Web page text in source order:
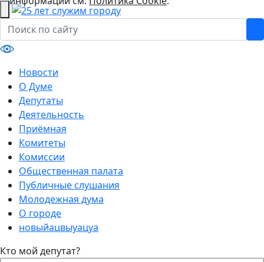
Новости
О Думе
Депутаты
Деятельность
Приёмная
Комитеты
Комиссии
Общественная палата
Публичные слушания
Молодежная дума
О городе
новыйацвыуацуа
Кто мой депутат?